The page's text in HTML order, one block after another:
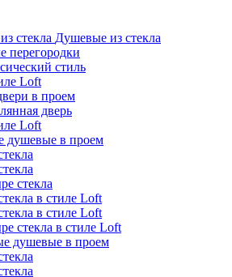
Душевые из стекла
перегородки
стиль
Loft
в проем
дверь
Loft
душевые в проем
стекла
в стиле Loft
в стиле Loft
стекла в стиле Loft
душевые в проем